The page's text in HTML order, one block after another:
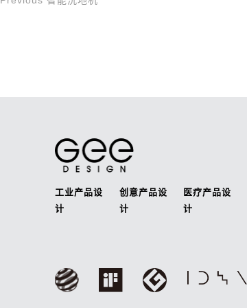
文
导
工业产品设
计
创意产品设
计
医疗产品设
计